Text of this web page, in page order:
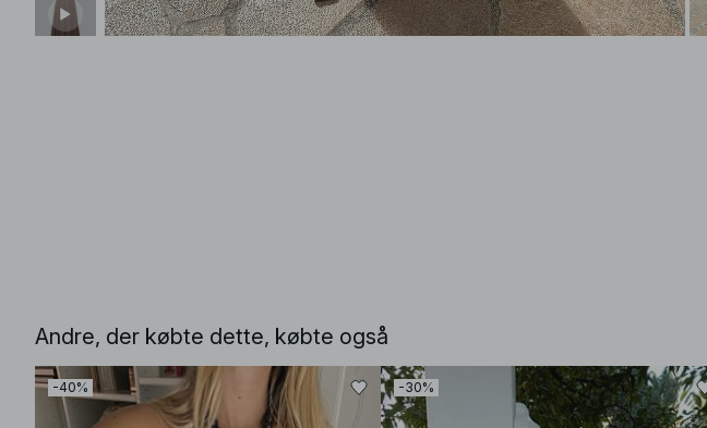
Andre, der købte dette, købte også
-40% -30%